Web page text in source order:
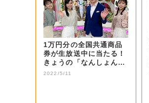
1万円分の全国共通商品
券が生放送中に当たる！
きょうの「なんしょん？
生電話クイズ」...
2022/5/11